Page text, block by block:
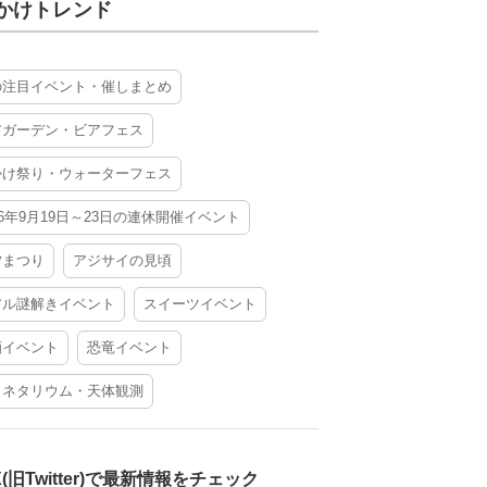
けトレンド
目イベント・催しまとめ
ーデン・ビアフェス
祭り・ウォーターフェス
年9月19日～23日の連休開催イベント
つり アジサイの見頃
謎解きイベント スイーツイベント
ベント 恐竜イベント
タリウム・天体観測
旧Twitter)で最新情報をチェック